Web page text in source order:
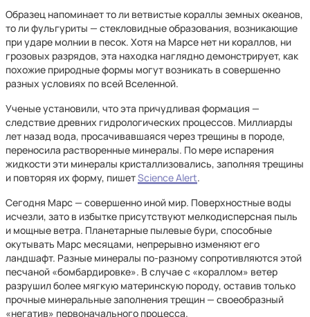
Образец напоминает то ли ветвистые кораллы земных океанов,
то ли фульгуриты — стекловидные образования, возникающие
при ударе молнии в песок. Хотя на Марсе нет ни кораллов, ни
грозовых разрядов, эта находка наглядно демонстрирует, как
похожие природные формы могут возникать в совершенно
разных условиях по всей Вселенной.
Ученые установили, что эта причудливая формация —
следствие древних гидрологических процессов. Миллиарды
лет назад вода, просачивавшаяся через трещины в породе,
переносила растворенные минералы. По мере испарения
жидкости эти минералы кристаллизовались, заполняя трещины
и повторяя их форму, пишетScience Alert.
Сегодня Марс — совершенно иной мир. Поверхностные воды
исчезли, зато в избытке присутствуют мелкодисперсная пыль
и мощные ветра. Планетарные пылевые бури, способные
окутывать Марс месяцами, непрерывно изменяют его
ландшафт. Разные минералы по-разному сопротивляются этой
песчаной «бомбардировке». В случае с «кораллом» ветер
разрушил более мягкую материнскую породу, оставив только
прочные минеральные заполнения трещин — своеобразный
«негатив» первоначального процесса.